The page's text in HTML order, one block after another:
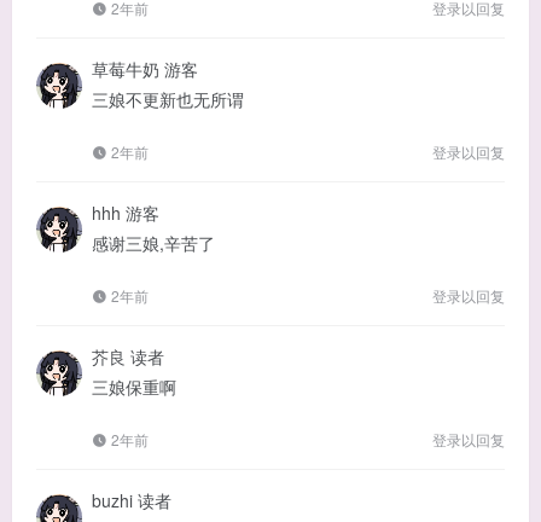
2年前 登录以回复
草莓牛奶 游客
三娘不更新也无所谓
2年前 登录以回复
hhh 游客
感谢三娘,辛苦了
2年前 登录以回复
芥良 读者
三娘保重啊
2年前 登录以回复
buzhi 读者